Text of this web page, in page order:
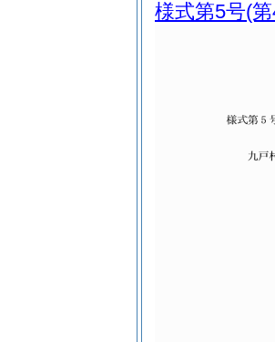
様式第5号(